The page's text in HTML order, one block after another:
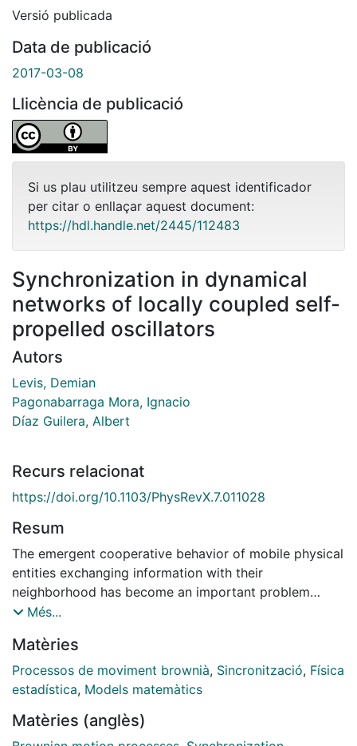
Versió publicada
Data de publicació
2017-03-08
Llicència de publicació
Si us plau utilitzeu sempre aquest identificador
per citar o enllaçar aquest document:
https://hdl.handle.net/2445/112483
Synchronization in dynamical
networks of locally coupled self-
propelled oscillators
Autors
Levis, Demian
Pagonabarraga Mora, Ignacio
Díaz Guilera, Albert
Recurs relacionat
https://doi.org/10.1103/PhysRevX.7.011028
Resum
The emergent cooperative behavior of mobile physical
entities exchanging information with their
neighborhood has become an important problem
across disciplines, thus requiring a general framework
a generic model to tackle this problem by considering
the synchronization in time-evolving networks
generated by the stochastic motion of self-propelled
previous approaches and brings a unified picture to
Més...
Matèries
Processos de moviment brownià, Sincronització, Física
estadística, Models matemàtics
Matèries (anglès)